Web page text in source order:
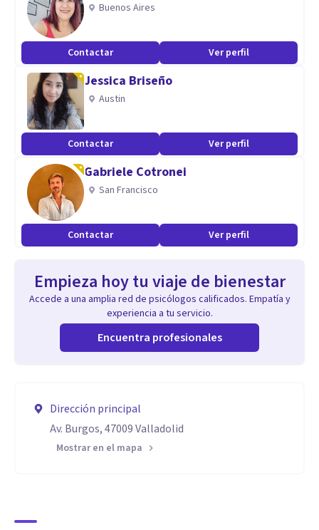
Buenos Aires
Contactar Ver perfil
Jessica Briseño
Austin
Contactar Ver perfil
Gabriele Cotronei
San Francisco
Contactar Ver perfil
Empieza hoy tu viaje de bienestar
Accede a una amplia red de psicólogos calificados. Empatía y
experiencia a tu servicio.
Encuentra profesionales
Dirección principal
Av. Burgos, 47009 Valladolid
Mostrar en el mapa